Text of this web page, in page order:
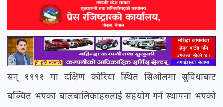
सन् १९९१ मा दक्षिण कोरिया स्थित सिओलमा सुविधाबाट
बञ्चित भएका बालबालिकाहरुलाई सहयोग गर्न स्थापना भएको